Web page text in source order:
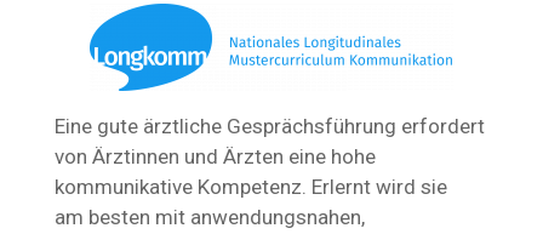
Eine gute ärztliche Gesprächsführung erfordert
von Ärztinnen und Ärzten eine hohe
kommunikative Kompetenz. Erlernt wird sie
am besten mit anwendungsnahen,